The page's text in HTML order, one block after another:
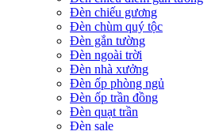
Đèn chiếu gương
Đèn chùm quý tộc
Đèn gắn tường
Đèn ngoài trời
Đèn nhà xưởng
Đèn ốp phòng ngủ
Đèn ốp trần đồng
Đèn quạt trần
Đèn sale